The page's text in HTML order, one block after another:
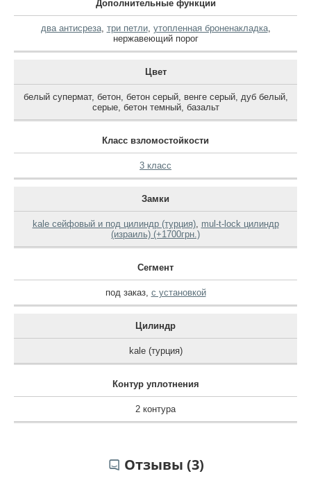
Дополнительные функции
два антисреза, три петли, утопленная броненакладка,
нержавеющий порог
Цвет
белый супермат, бетон, бетон серый, венге серый, дуб белый,
серые, бетон темный, базальт
Класс взломостойкости
3 класс
Замки
kale сейфовый и под цилиндр (турция), mul-t-lock цилиндр
(израиль) (+1700грн.)
Сегмент
под заказ, с установкой
Цилиндр
kale (турция)
Контур уплотнения
2 контура
Отзывы (3)